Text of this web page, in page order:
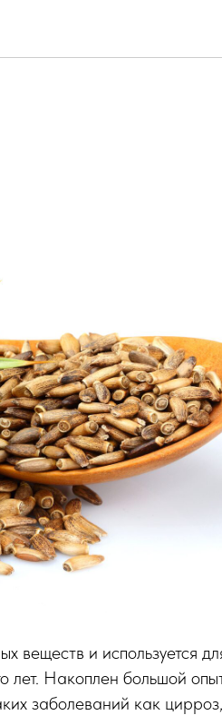
веществ и используется
лет. Накоплен большой
заболеваний как цирроз,